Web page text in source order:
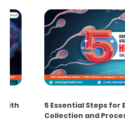
5 Essential Steps for
Collection and Processing